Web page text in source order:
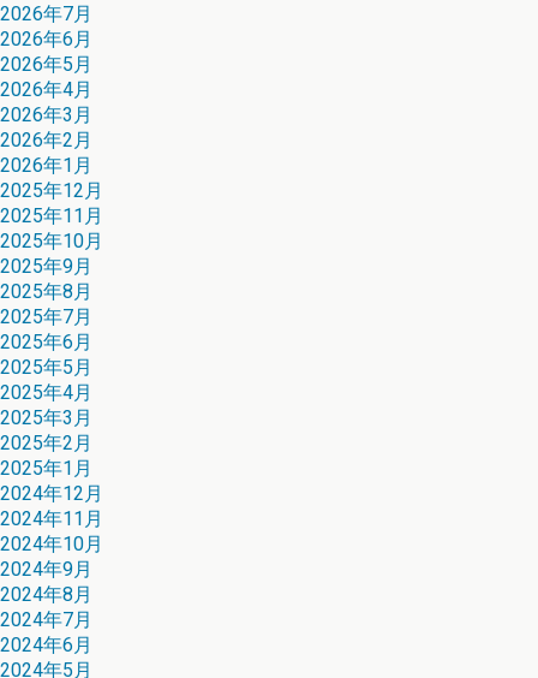
2026年7月
2026年6月
2026年5月
2026年4月
2026年3月
2026年2月
2026年1月
2025年12月
2025年11月
2025年10月
2025年9月
2025年8月
2025年7月
2025年6月
2025年5月
2025年4月
2025年3月
2025年2月
2025年1月
2024年12月
2024年11月
2024年10月
2024年9月
2024年8月
2024年7月
2024年6月
2024年5月